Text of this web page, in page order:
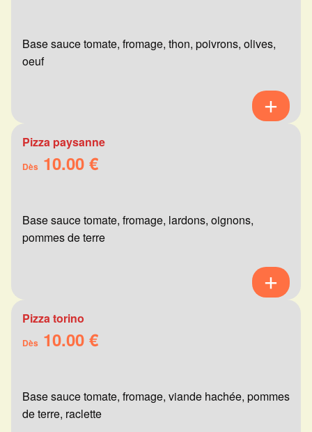
Base sauce tomate, fromage, thon, poivrons, olives,
oeuf
Pizza paysanne
Dès 10.00 €
Base sauce tomate, fromage, lardons, oignons,
pommes de terre
Pizza torino
Dès 10.00 €
Base sauce tomate, fromage, viande hachée, pommes
de terre, raclette